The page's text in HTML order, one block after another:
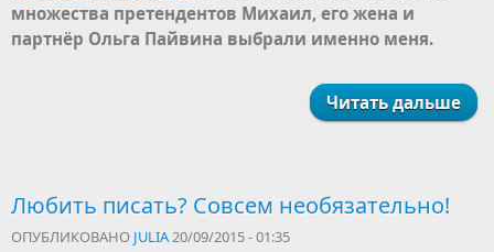
множества претендентов Михаил, его жена и
партнёр Ольга Пайвина выбрали именно меня.
Читать дальше
Любить писать? Совсем необязательно!
ОПУБЛИКОВАНО JULIA20/09/2015 - 01:35